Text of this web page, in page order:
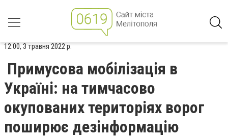
12:00, 3 травня 2022 р.
Примусова мобілізація в
Україні: на тимчасово
окупованих територіях ворог
поширює дезінформацію